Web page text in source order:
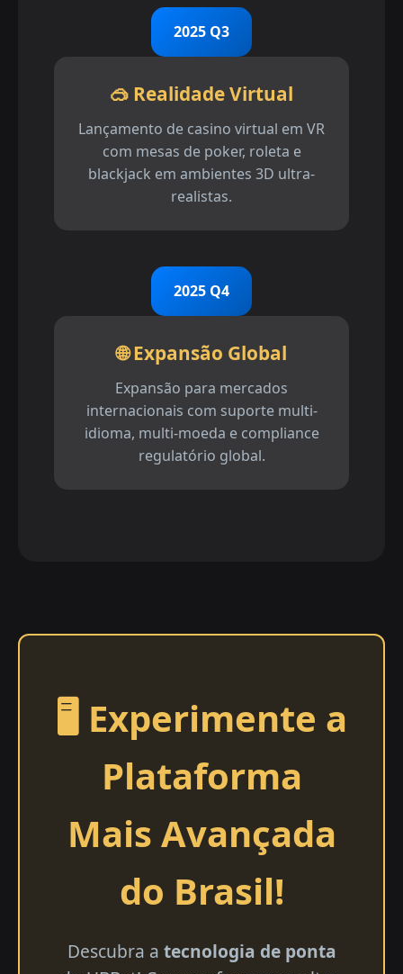
2025 Q3
🥽 Realidade Virtual
Lançamento de casino virtual em VR
com mesas de poker, roleta e
blackjack em ambientes 3D ultra-
realistas.
2025 Q4
🌐 Expansão Global
Expansão para mercados
internacionais com suporte multi-
idioma, multi-moeda e compliance
regulatório global.
🖥️ Experimente a
Plataforma
Mais Avançada
do Brasil!
Descubra a tecnologia de ponta